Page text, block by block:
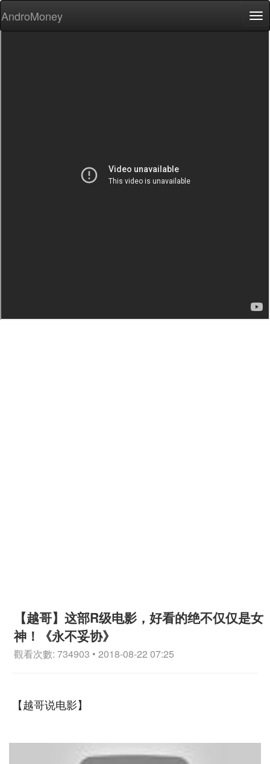
AndroMoney
【越哥】这部R级电影，好看的绝不仅仅是女
神！《永不妥协》
觀看次數: 734903 • 2018-08-22 07:25
【越哥说电影】